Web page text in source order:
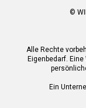
©
Alle Rechte
Eigenbedarf.
Ein